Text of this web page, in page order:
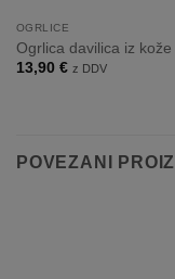
OGRLICE
Ogrlica davilica iz kože
13,90 € z DDV
POVEZANI